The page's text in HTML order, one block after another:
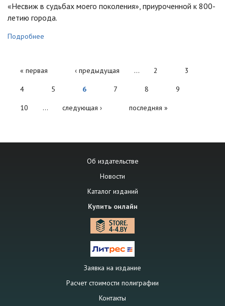
«Несвиж в судьбах моего поколения», приуроченной к 800-
летию города.
Подробнее
Страницы
« первая ‹ предыдущая … 2 3
4 5 6 7 8 9
10 … следующая › последняя »
Об издательстве
Новости
Каталог изданий
Купить онлайн
Заявка на издание
Расчет стоимости полиграфии
Контакты